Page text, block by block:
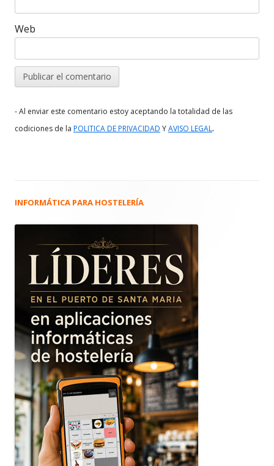
Web
- Al enviar este comentario estoy aceptando la totalidad de las
codiciones de la POLITICA DE PRIVACIDAD YAVISO LEGAL.
Barra
principal
INFORMÁTICA PARA HOSTELERÍA